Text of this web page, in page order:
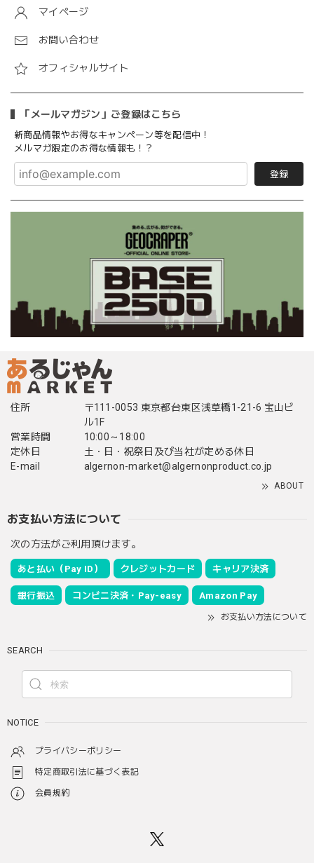
マイページ
お問い合わせ
オフィシャルサイト
「メールマガジン」ご登録はこちら
新商品情報やお得なキャンペーン等を配信中！
メルマガ限定のお得な情報も！？
登録
住所
〒111-0053 東京都台東区浅草橋1-21-6 宝山ビ
ル1F
営業時間
10:00～18:00
定休日
土・日・祝祭日及び当社が定める休日
E-mail
algernon-market@algernonproduct.co.jp
ABOUT
お支払い方法について
次の方法がご利用頂けます。
あと払い（Pay ID） クレジットカード キャリア決済
銀行振込 コンビニ決済・Pay-easy Amazon Pay
お支払い方法について
SEARCH
NOTICE
プライバシーポリシー
特定商取引法に基づく表記
会員規約